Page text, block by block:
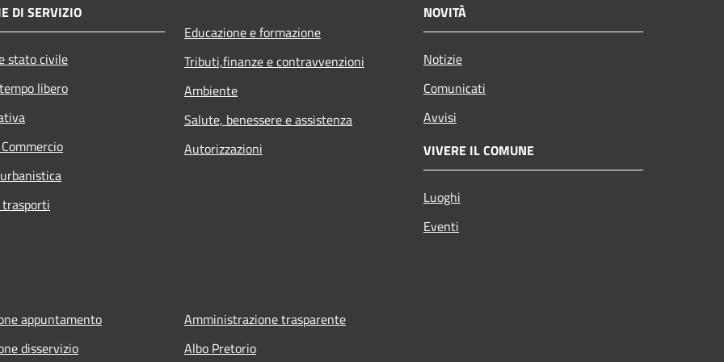
DI SERVIZIO
stato civile
libero
Educazione e formazione
Tributi,finanze e contravvenzioni
Ambiente
Salute, benessere e assistenza
Autorizzazioni
NOVITÀ
Notizie
Comunicati
Avvisi
VIVERE IL COMUNE
Luoghi
Eventi
appuntamento
disservizio
Amministrazione trasparente
Albo Pretorio